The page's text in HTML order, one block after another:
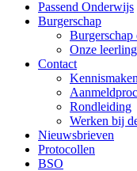
Passend Onderwijs
Burgerschap
Onze
Contact
Kennismaken
Rondleiding
Werken bij
Nieuwsbrieven
Protocollen
BSO